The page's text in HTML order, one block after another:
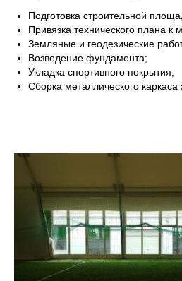
Подготовка строительной
Привязка технического плана к
Земляные и геодезические
Возведение фундамента;
Укладка спортивного покрытия;
Сборка металлического каркаса